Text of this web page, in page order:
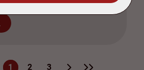
1 2 3 › »